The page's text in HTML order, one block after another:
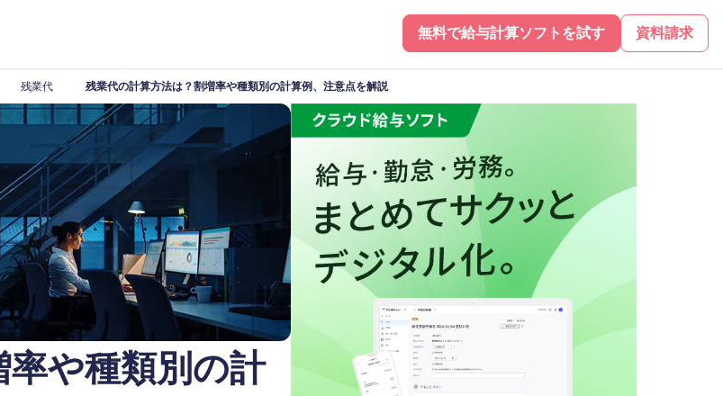
資料請求
無料で給与計算ソフトを試す
残業代 残業代の計算方法は？割増率や種類別の計算例、注意点を解説
や種類別の計